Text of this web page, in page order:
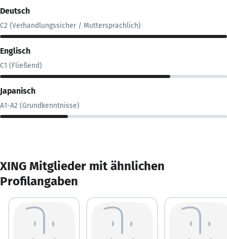
Deutsch
C2 (Verhandlungssicher / Muttersprachlich)
Englisch
C1 (Fließend)
Japanisch
A1-A2 (Grundkenntnisse)
XING Mitglieder mit ähnlichen
Profilangaben